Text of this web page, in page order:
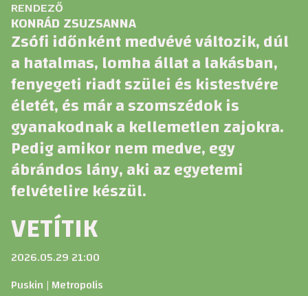
RENDEZŐ
KONRÁD ZSUZSANNA
Zsófi időnként medvévé változik, dúl
a hatalmas, lomha állat a lakásban,
fenyegeti riadt szülei és kistestvére
életét, és már a szomszédok is
gyanakodnak a kellemetlen zajokra.
Pedig amikor nem medve, egy
ábrándos lány, aki az egyetemi
felvételire készül.
VETÍTIK
2026.05.29 21:00
Puskin | Metropolis